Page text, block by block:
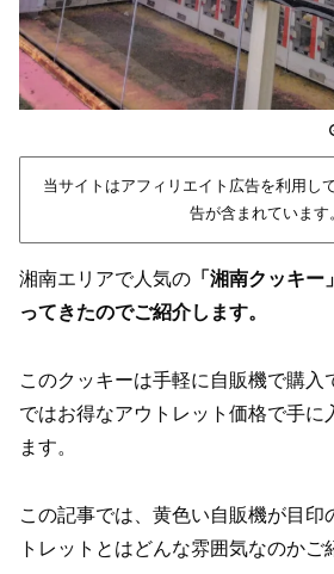
当サイトはアフィリエイト広告を利用し
告が含まれています
湘南エリアで人気の 「湘南クッキ
ってきたのでご紹介します。
このクッキーは手軽に自販機で購入
ではお得なアウトレット価格で手に
ます。
この記事では、黄色い自販機が目印
トレットとはどんな雰囲気なのかご